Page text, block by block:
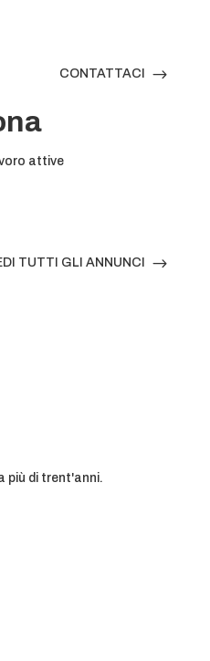
CONTATTACI $
attive
TUTTI GLI ANNUNCI $
più di trent'anni.